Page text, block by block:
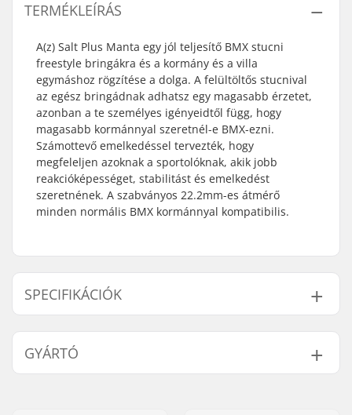
TERMÉKLEÍRÁS
A(z) Salt Plus Manta egy jól teljesítő BMX stucni
freestyle bringákra és a kormány és a villa
egymáshoz rögzítése a dolga. A felültöltős stucnival
az egész bringádnak adhatsz egy magasabb érzetet,
azonban a te személyes igényeidtől függ, hogy
magasabb kormánnyal szeretnél-e BMX-ezni.
Számottevő emelkedéssel tervezték, hogy
megfeleljen azoknak a sportolóknak, akik jobb
reakcióképességet, stabilitást és emelkedést
szeretnének. A szabványos 22.2mm-es átmérő
minden normális BMX kormánnyal kompatibilis.
SPECIFIKÁCIÓK
Anyag: Ötvözet, Alumínium
Stucni típusa/hossza:
50mm, Felültöltős
GYÁRTÓ